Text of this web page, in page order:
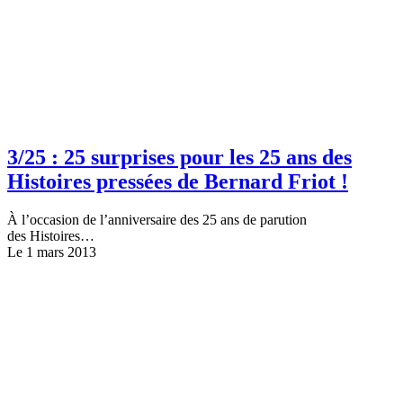
3/25 : 25 surprises pour les 25 ans des
Histoires pressées de Bernard Friot !
À l’occasion de l’anniversaire des 25 ans de parution
des Histoires…
Le 1 mars 2013